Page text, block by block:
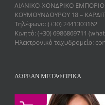
ΛΙΑΝΙΚΟ-ΧΟΝΔΡΙΚΟ
ΚΟΥΜΟΥΝΔΟΥΡΟΥ 18 –
Τηλέφωνο: (+30) 2441303162
Κινητό: (+30) 6986869711
Ηλεκτρονικό ταχυδρομείο:
ΔΩΡΕΑΝ ΜΕΤΑΦΟΡΙΚΑ